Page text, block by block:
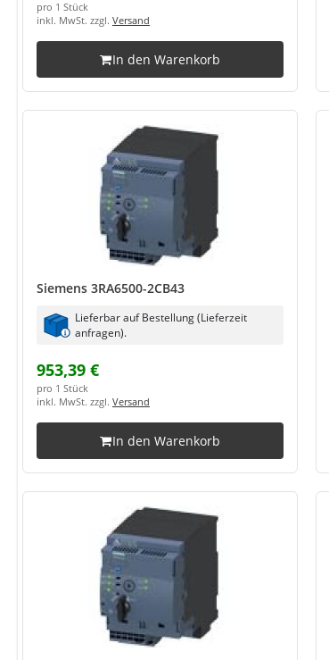
pro 1 Stück
inkl. MwSt. zzgl. Versand
In den Warenkorb
Siemens 3RA6500-2CB43
Lieferbar auf Bestellung (Lieferzeit
anfragen).
953,39 €
pro 1 Stück
inkl. MwSt. zzgl. Versand
In den Warenkorb